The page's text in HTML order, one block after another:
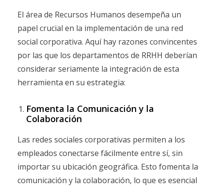
El área de Recursos Humanos desempeña un
papel crucial en la implementación de una red
social corporativa. Aquí hay razones convincentes
por las que los departamentos de RRHH deberían
considerar seriamente la integración de esta
herramienta en su estrategia:
Fomenta la Comunicación y la
Colaboración
Las redes sociales corporativas permiten a los
empleados conectarse fácilmente entre sí, sin
importar su ubicación geográfica. Esto fomenta la
comunicación y la colaboración, lo que es esencial